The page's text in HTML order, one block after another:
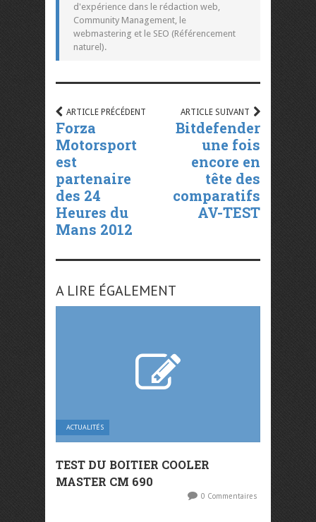
d'expérience dans le rédaction web,
Community Management, le
webmastering et le SEO (Référencement
naturel).
ARTICLE PRÉCÉDENT
Forza
Motorsport
est
partenaire
des 24
Heures du
Mans 2012
ARTICLE SUIVANT
Bitdefender
une fois
encore en
tête des
comparatifs
AV-TEST
A LIRE ÉGALEMENT
ACTUALITÉS
TEST DU BOITIER COOLER
MASTER CM 690
0 Commentaires